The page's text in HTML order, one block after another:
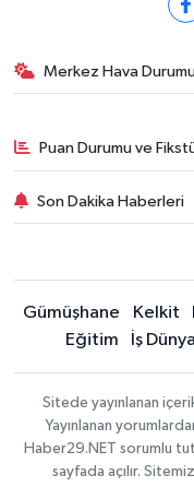
Merkez Hava
Puan Durumu ve
Son Dakika Haberleri
Gümüşhane Kelkit
Eğitim
İş
Sitede yayınlanan
Yayınlanan
Haber29.NET sorumlu
sayfada açılır.